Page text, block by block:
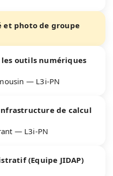
et photo de groupe
les outils numériques
— L3i-PN
de calcul
— L3i-PN
(Equipe JIDAP)